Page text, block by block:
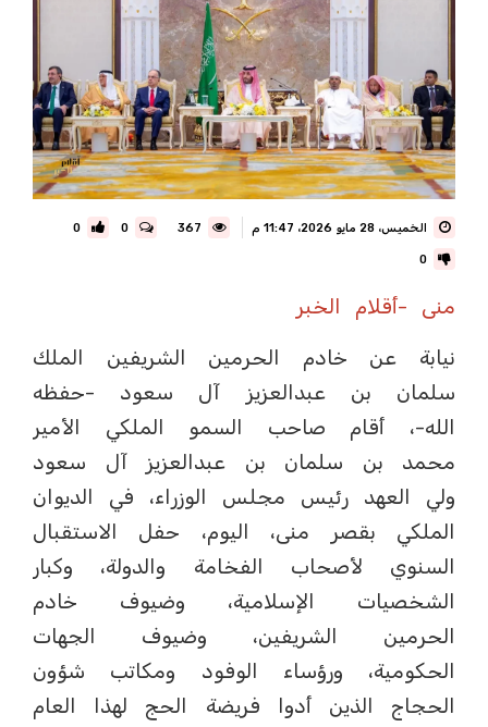
الخميس، 28 مايو 2026، 11:47 م 0
0
0
منى -أقلام الخبر
نيابة عن خادم الحرمين الشريفين الملك
سلمان بن عبدالعزيز آل سعود -حفظه
الله-، أقام صاحب السمو الملكي الأمير
محمد بن سلمان بن عبدالعزيز آل سعود
ولي العهد رئيس مجلس الوزراء، في الديوان
الملكي بقصر منى، اليوم، حفل الاستقبال
السنوي لأصحاب الفخامة والدولة، وكبار
الشخصيات الإسلامية، وضيوف خادم
الحرمين الشريفين، وضيوف الجهات
الحكومية، ورؤساء الوفود ومكاتب شؤون
الحجاج الذين أدوا فريضة الحج لهذا العام